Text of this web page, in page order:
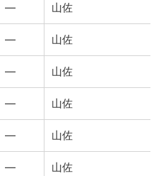
― 山佐
― 山佐
― 山佐
― 山佐
― 山佐
― 山佐